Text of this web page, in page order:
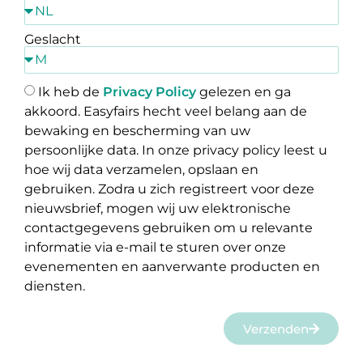
Geslacht
Ik heb de Privacy Policygelezen en ga
akkoord. Easyfairs hecht veel belang aan de
bewaking en bescherming van uw
persoonlijke data. In onze privacy policy leest u
hoe wij data verzamelen, opslaan en
gebruiken. Zodra u zich registreert voor deze
nieuwsbrief, mogen wij uw elektronische
contactgegevens gebruiken om u relevante
informatie via e-mail te sturen over onze
evenementen en aanverwante producten en
diensten.
Verzenden